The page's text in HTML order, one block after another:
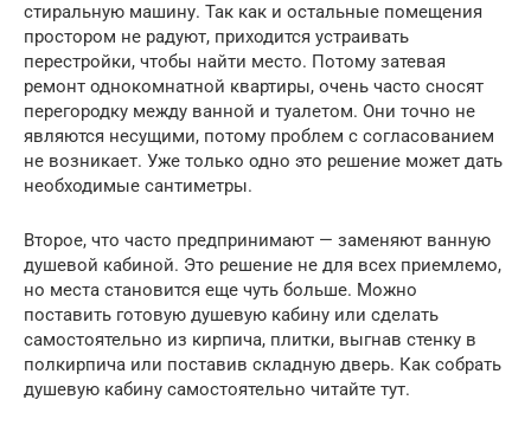
стиральную машину. Так как и остальные помещения
простором не радуют, приходится устраивать
перестройки, чтобы найти место. Потому затевая
ремонт однокомнатной квартиры, очень часто сносят
перегородку между ванной и туалетом. Они точно не
являются несущими, потому проблем с согласованием
не возникает. Уже только одно это решение может дать
необходимые сантиметры.
Второе, что часто предпринимают — заменяют ванную
душевой кабиной. Это решение не для всех приемлемо,
но места становится еще чуть больше. Можно
поставить готовую душевую кабину или сделать
самостоятельно из кирпича, плитки, выгнав стенку в
полкирпича или поставив складную дверь. Как собрать
душевую кабину самостоятельно читайте тут.